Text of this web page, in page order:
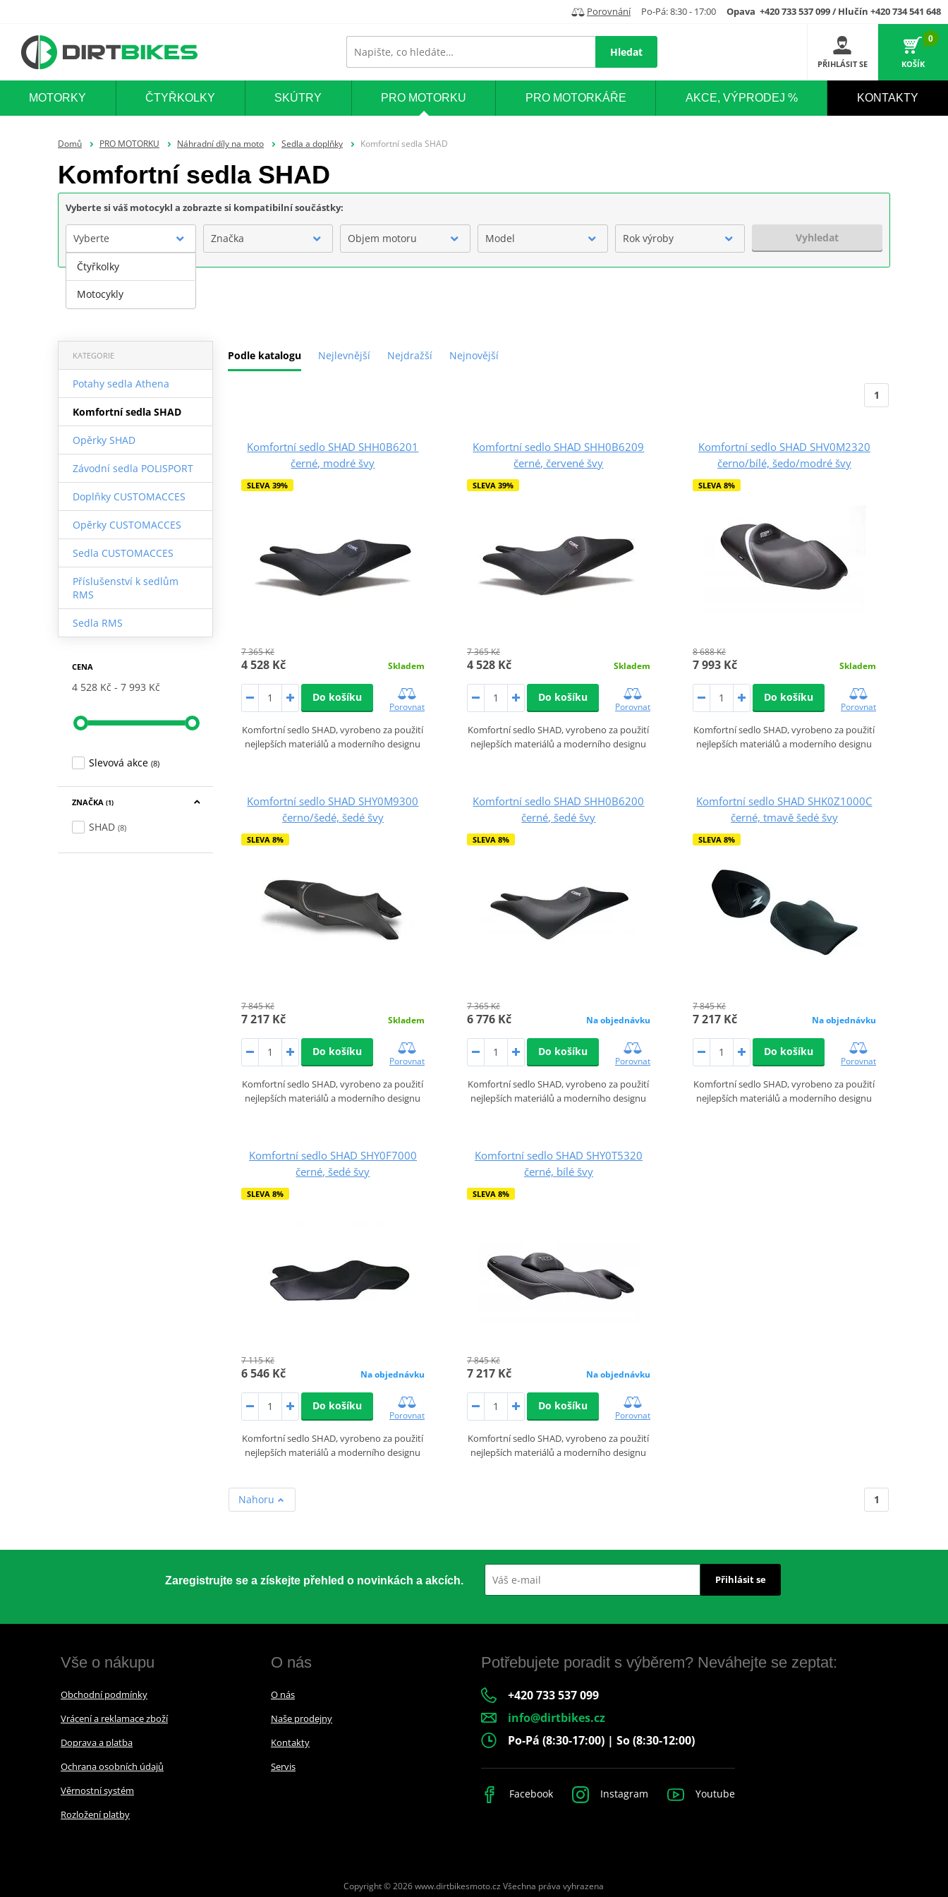
Porovnání Po-Pá: 8:30 - 17:00 Opava +420 733 537 099 / Hlučín +420 734 541 648
Hledat
PŘIHLÁSIT SE
0
KOŠÍK
MOTORKY ČTYŘKOLKY SKÚTRY PRO MOTORKU PRO MOTORKÁŘE AKCE, VÝPRODEJ % KONTAKTY
Domů PRO MOTORKU Náhradní díly na moto Sedla a doplňky Komfortní sedla SHAD
Komfortní sedla SHAD
Vyberte si váš motocykl a zobrazte si kompatibilní součástky:
Vyberte Značka Objem motoru Model Rok výroby Vyhledat
Podle katalogu Nejlevnější Nejdražší Nejnovější
KATEGORIE
Potahy sedla Athena
Komfortní sedla SHAD
Opěrky SHAD
Závodní sedla POLISPORT
Doplňky CUSTOMACCES
Opěrky CUSTOMACCES
Sedla CUSTOMACCES
Příslušenství k sedlům
RMS
Sedla RMS
CENA
4 528 Kč 7 993 Kč
Slevová akce (8)
ZNAČKA (1)
SHAD (8)
1
Komfortní sedlo SHAD SHH0B6201
černé, modré švy
SLEVA 39%
7 365 Kč
4 528 Kč Skladem
Do košíku
Porovnat
Komfortní sedlo SHAD, vyrobeno za použití
nejlepších materiálů a moderního designu
Komfortní sedlo SHAD SHH0B6209
černé, červené švy
SLEVA 39%
7 365 Kč
4 528 Kč Skladem
Do košíku
Porovnat
Komfortní sedlo SHAD, vyrobeno za použití
nejlepších materiálů a moderního designu
Komfortní sedlo SHAD SHV0M2320
černo/bílé, šedo/modré švy
SLEVA 8%
8 688 Kč
7 993 Kč Skladem
Do košíku
Porovnat
Komfortní sedlo SHAD, vyrobeno za použití
nejlepších materiálů a moderního designu
Komfortní sedlo SHAD SHY0M9300
černo/šedé, šedé švy
SLEVA 8%
7 845 Kč
7 217 Kč Skladem
Do košíku
Porovnat
Komfortní sedlo SHAD, vyrobeno za použití
nejlepších materiálů a moderního designu
Komfortní sedlo SHAD SHH0B6200
černé, šedé švy
SLEVA 8%
7 365 Kč
6 776 Kč Na objednávku
Do košíku
Porovnat
Komfortní sedlo SHAD, vyrobeno za použití
nejlepších materiálů a moderního designu
Komfortní sedlo SHAD SHK0Z1000C
černé, tmavě šedé švy
SLEVA 8%
7 845 Kč
7 217 Kč Na objednávku
Do košíku
Porovnat
Komfortní sedlo SHAD, vyrobeno za použití
nejlepších materiálů a moderního designu
Komfortní sedlo SHAD SHY0F7000
černé, šedé švy
SLEVA 8%
7 115 Kč
6 546 Kč Na objednávku
Do košíku
Porovnat
Komfortní sedlo SHAD, vyrobeno za použití
nejlepších materiálů a moderního designu
Komfortní sedlo SHAD SHY0T5320
černé, bílé švy
SLEVA 8%
7 845 Kč
7 217 Kč Na objednávku
Do košíku
Porovnat
Komfortní sedlo SHAD, vyrobeno za použití
nejlepších materiálů a moderního designu
1
Nahoru
Zaregistrujte se a získejte přehled o novinkách a akcích. Přihlásit se
Vše o nákupu
Obchodní podmínky
Vrácení a reklamace zboží
Doprava a platba
Ochrana osobních údajů
Věrnostní systém
Rozložení platby
O nás
O nás
Naše prodejny
Kontakty
Servis
Potřebujete poradit s výběrem? Neváhejte se zeptat:
+420 733 537 099
info@dirtbikes.cz
Po-Pá (8:30-17:00) | So (8:30-12:00)
Facebook Instagram Youtube
Copyright © 2026 www.dirtbikesmoto.cz Všechna práva vyhrazena
Čtyřkolky
Motocykly